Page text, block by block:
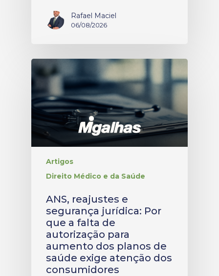
Rafael Maciel
06/08/2026
Artigos
Direito Médico e da Saúde
ANS, reajustes e
segurança jurídica: Por
que a falta de
autorização para
aumento dos planos de
saúde exige atenção dos
consumidores